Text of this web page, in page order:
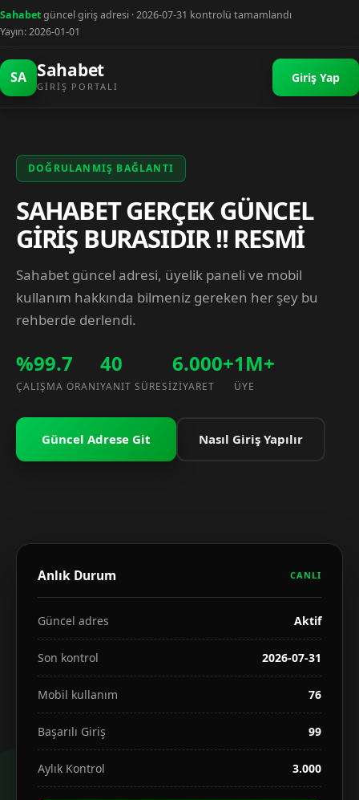
Sahabetgüncel giriş adresi · 2026-07-31 kontrolü tamamlandı
Yayın: 2026-01-01
SA Sahabet
GIRIŞ PORTALI
Giriş Yap
DOĞRULANMIŞ BAĞLANTI
SAHABET GERÇEK GÜNCEL
GİRİŞ BURASIDIR !! RESMİ
Sahabet güncel adresi, üyelik paneli ve mobil
kullanım hakkında bilmeniz gereken her şey bu
rehberde derlendi.
%99.7
ÇALIŞMA ORANI
40
YANIT SÜRESI
6.000+
ZIYARET
1M+
ÜYE
Güncel Adrese Git Nasıl Giriş Yapılır
Anlık Durum CANLI
Güncel adres Aktif
Son kontrol 2026-07-31
Mobil kullanım 76
Başarılı Giriş 99
Aylık Kontrol 3.000